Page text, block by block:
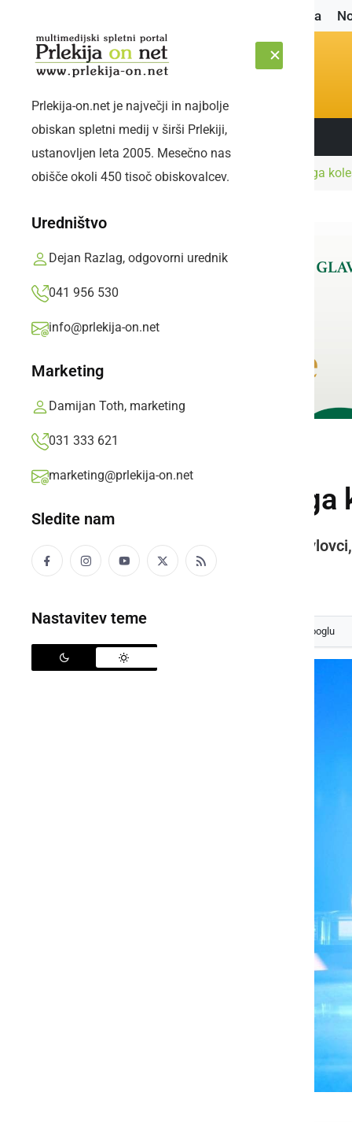
Naslovnica
PETEK, 7. AVGUST 2026 Sledite nam:
Prlekija-on.net je največji in najbolje
obiskan spletni medij v širši Prlekiji,
ustanovljen leta 2005. Mesečno nas
obišče okoli 450 tisoč obiskovalcev.
Uredništvo
Dejan Razlag, odgovorni urednik
041 956 530
info@prlekija-on.net
Marketing
Damijan Toth, marketing
031 333 621
marketing@prlekija-on.net
Sledite nam
Nastavitev teme
Naslovnica Črna kronikaVoznik motornega
Voznik
Voznik, ki je padel v naselju
Prlekija-on.net,ponedeljek, 21. april 2025 ob 18:10
kot svoj prednostni vir na Googlu